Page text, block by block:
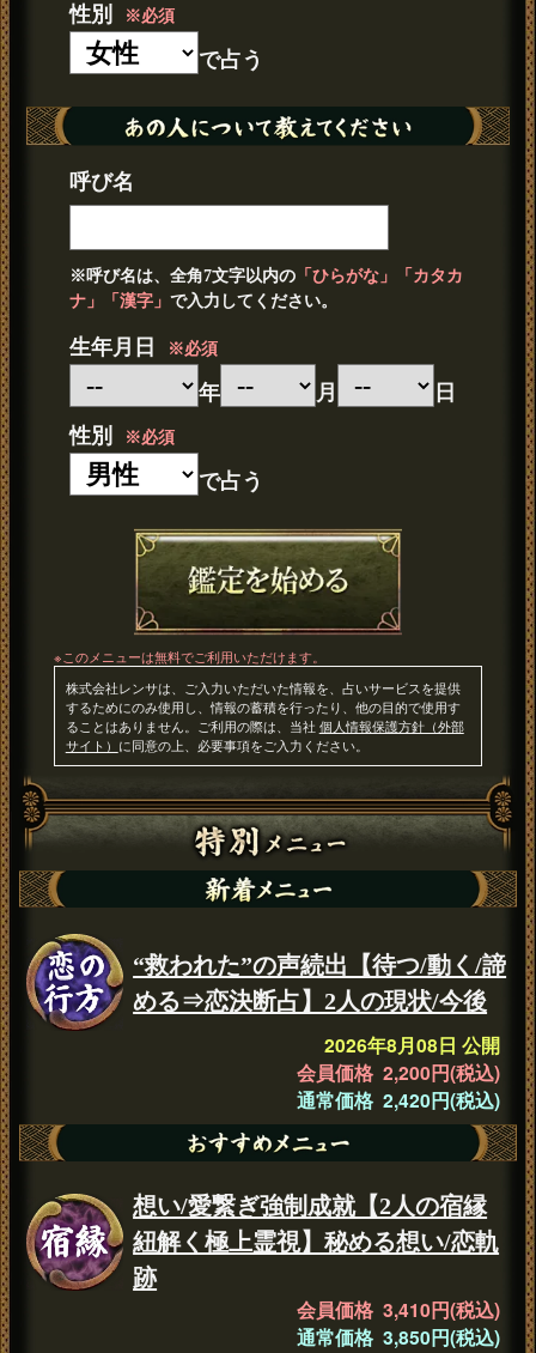
性別
※必須
で占う
呼び名
※呼び名は、全角7文字以内の 「ひらがな」「カタカ
ナ」「漢字」で入力してください。
生年月日 ※必須
年 月
日
性別
※必須
で占う
※このメニューは無料でご利用いただけます。
株式会社レンサは、ご入力いただいた情報を、占いサービスを提供
するためにのみ使用し、情報の蓄積を行ったり、他の目的で使用す
ることはありません。ご利用の際は、当社 個人情報保護方針（外部
サイト） に同意の上、必要事項をご入力ください。
“救われた”の声続出【待つ/動く/諦
める⇒恋決断占】2人の現状/今後
2026年8月08日 公開
会員価格 2,200円(税込)
通常価格 2,420円(税込)
想い/愛繋ぎ強制成就【2人の宿縁
紐解く極上霊視】秘める想い/恋軌
跡
会員価格 3,410円(税込)
通常価格 3,850円(税込)